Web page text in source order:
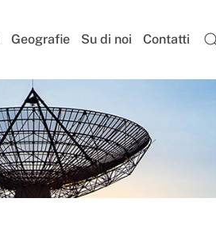
Geografie Su di noi Contatti